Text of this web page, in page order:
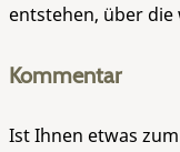
entstehen, über
Kommentar
Ist Ihnen etwas